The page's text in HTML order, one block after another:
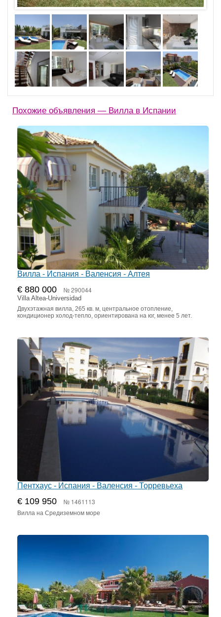
Похожие объявления — Вилла в Испании
Вилла - Испания - Валенсия - Алтея
€ 880 000 № 290044
Villa Altea-Universidad
Двухэтажная вилла, 265 кв. м, центральное отопление,
кондиционер холод-тепло, ориентирована на юг, менее 5 лет.
Пентхаус - Испания - Валенсия - Торревьеха
€ 109 950 № 1461113
Вилла на Средиземном море